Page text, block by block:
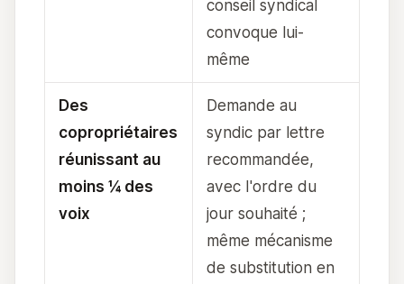
conseil syndical
convoque lui-
même
Des
copropriétaires
réunissant au
moins ¼ des
voix
Demande au
syndic par lettre
recommandée,
avec l'ordre du
jour souhaité ;
même mécanisme
de substitution en